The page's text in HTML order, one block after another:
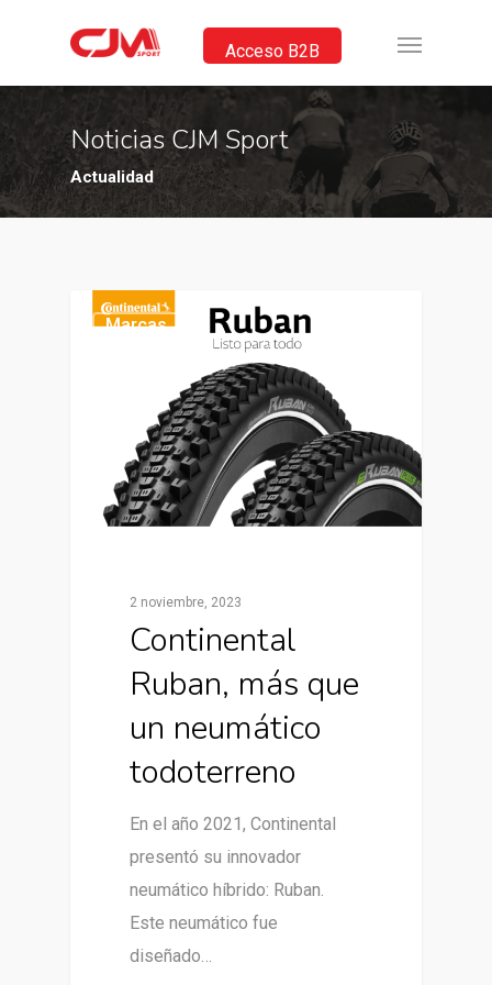
Acceso B2B
Noticias CJM Sport
Actualidad
Marcas
2 noviembre, 2023
Continental
Ruban, más que
un neumático
todoterreno
En el año 2021, Continental
presentó su innovador
neumático híbrido: Ruban.
Este neumático fue
diseñado…